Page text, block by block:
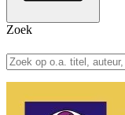
Zoek